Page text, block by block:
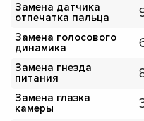
Замена датчика
отпечатка пальца
Замена голосового
динамика
Замена гнезда
питания
Замена глазка
камеры